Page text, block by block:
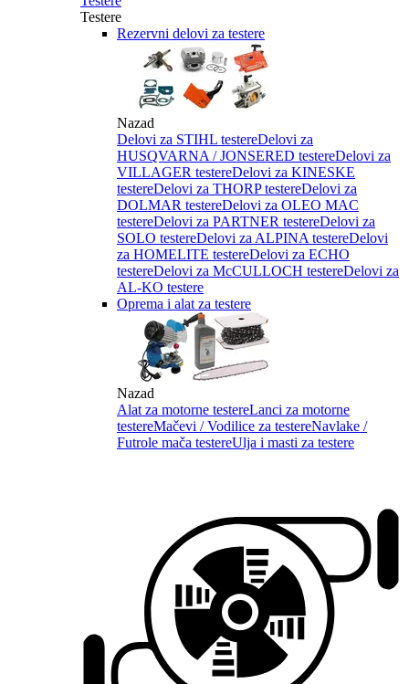
Testere
Rezervni delovi za testere
Nazad
Delovi za STIHL testereDelovi za
HUSQVARNA / JONSERED testereDelovi za
VILLAGER testereDelovi za KINESKE
testereDelovi za THORP testereDelovi za
DOLMAR testereDelovi za OLEO MAC
testereDelovi za PARTNER testereDelovi za
SOLO testereDelovi za ALPINA testereDelovi
za HOMELITE testereDelovi za ECHO
testereDelovi za McCULLOCH testereDelovi za
AL-KO testere
Oprema i alat za testere
Nazad
Alat za motorne testereLanci za motorne
testereMačevi / Vodilice za testereNavlake /
Futrole mača testereUlja i masti za testere